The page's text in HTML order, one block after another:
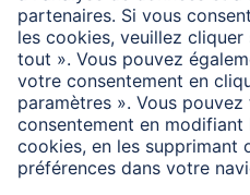
peut ainsi être dissipé dans
prévue est calculée sur la
fonctionnement. Les
aussi être utilisées dans des
sont alors moins bien
longtemps. Sans variateur !